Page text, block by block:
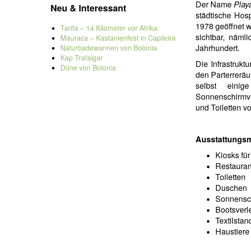
Der Name
städtische
1978 geöffnet
sichtbar,
Jahrhundert.
Die
den
selbst
und Toiletten
Kiosks
Toiletten
Duschen
Neu & Interessant
Tarifa – 14 Kilometer vor Afrika
Mauraca – Kastanienfest in Capileira
Naturbadewannen von Bolonia
Kap Trafalgar
Düne von Bolonia